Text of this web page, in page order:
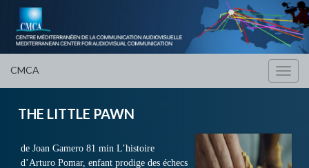
CMCA
THE LITTLE PAWN
de Joan Gamero 81 min L’histoire
d’Arturo Pomar, enfant prodige des échecs